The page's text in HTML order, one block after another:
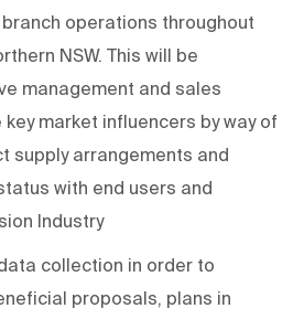
operations throughout
NSW. This will be
management and sales
market influencers by way of
supply arrangements and
with end users and
Industry
collection in order to
proposals, plans in